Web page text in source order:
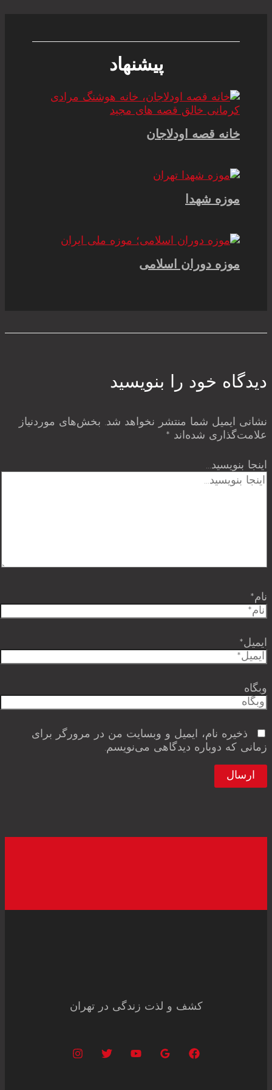
پیشنهاد
خانه قصه اودلاجان
موزه شهدا
موزه دوران اسلامی
دیدگاه‌ خود را بنویسید
نشانی ایمیل شما منتشر نخواهد شد. بخش‌های موردنیاز
علامت‌گذاری شده‌اند *
اینجا بنویسید…
نام*
ایمیل*
وبگاه
ذخیره نام، ایمیل و وبسایت من در مرورگر برای
زمانی که دوباره دیدگاهی می‌نویسم.
کشف و لذت زندگی در تهران